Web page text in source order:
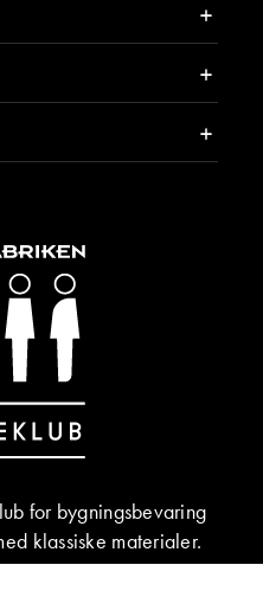
for bygningsbevaring
klassiske materialer.